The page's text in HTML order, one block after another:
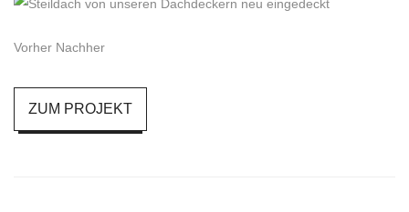
Vorher Nachher
ZUM PROJEKT